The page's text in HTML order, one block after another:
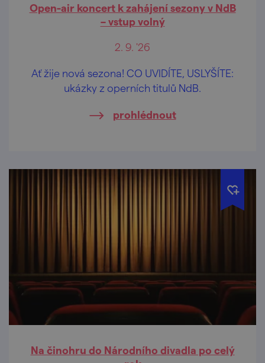
Open-air koncert k zahájení sezony v NdB
– vstup volný
2. 9. '26
Ať žije nová sezona! CO UVIDÍTE, USLYŠÍTE:
ukázky z operních titulů NdB.
prohlédnout
Na činohru do Národního divadla po celý